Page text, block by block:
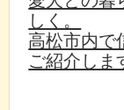
しく。
高松市内で
ご紹介しま